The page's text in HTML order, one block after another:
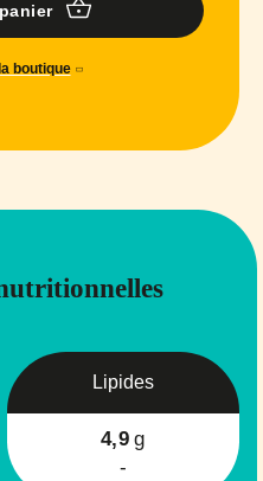
boutique
Lipides
4,9 g
-